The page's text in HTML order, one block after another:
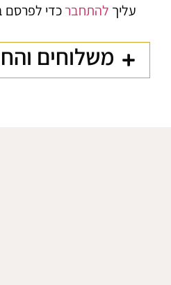
עליך להתחברכדי לפרסם
משלוחים